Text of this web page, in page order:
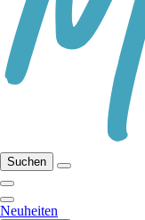
Suchen
Neuheiten